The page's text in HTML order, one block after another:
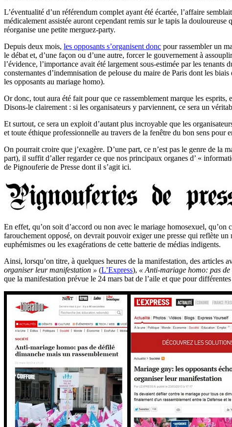
L’éventualité d’un référendum complet ayant été écartée, l’affaire
médicalement assistée auront cependant remis sur le tapis la
réorganise une petite merguez-party.
Depuis deux mois, les opposants s’organisent donc pour rassembler un
le débat et, d’une façon ou d’une autre, forcer le gouvernement à
l’évidence, l’importance avait été largement sous-estimée par les
consternantes d’indemnisation de pelouse du maire de Paris dont les
les opposants au mariage homo).
Or donc, tout aura été fait pour que ce rassemblement marque les
Disons-le clairement : si les organisateurs y parviennent, ce sera un
Et surtout, ce sera un exploit d’autant plus incroyable que les
et toute éthique professionnelle au travers de la fenêtre du bon sens pour
On pourrait croire que j’exagère. D’une part, ce n’est pas le genre de la
part), il suffit d’aller regarder ce que nos principaux organes d’ «
de Pignouferie de Presse dont il s’agit ici.
En effet, qu’on soit d’accord ou non avec le mariage homosexuel, qu’on
farouchement opposé, on devrait pouvoir exiger une presse qui reflète
euphémismes ou les exagérations de cette batterie de médias indigents.
Ainsi, lorsqu’on titre, à quelques heures de la manifestation, des articles
organiser leur manifestation » (L’Express), « Anti-mariage homo: pas
que la manifestation prévue le 24 mars bat de l’aile et que pour